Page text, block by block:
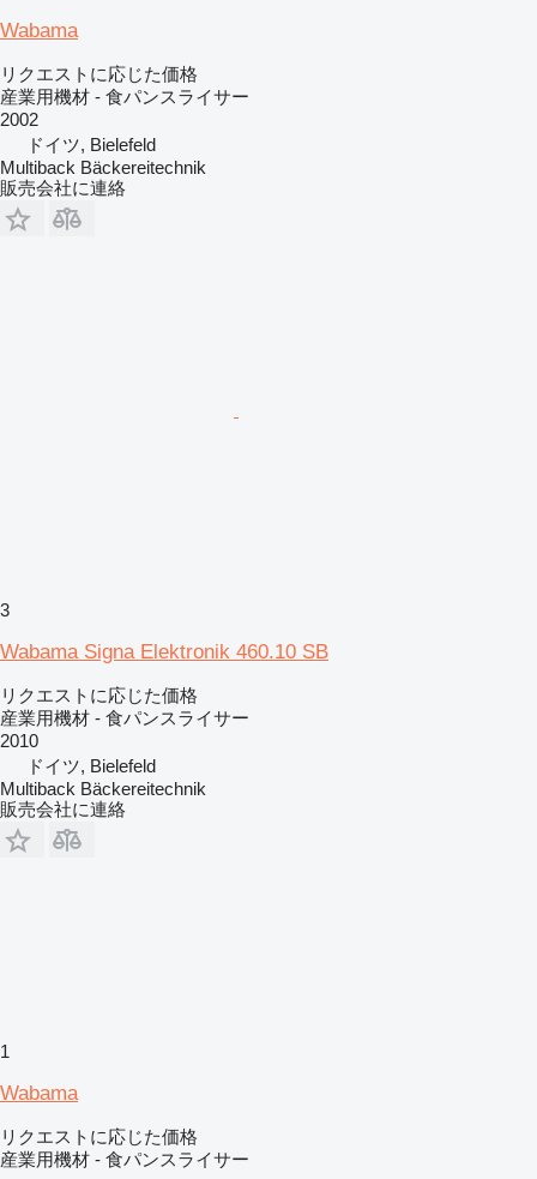
Wabama
リクエストに応じた価格
産業用機材 - 食パンスライサー
2002
ドイツ, Bielefeld
Multiback Bäckereitechnik
販売会社に連絡
3
Wabama Signa Elektronik 460.10 SB
リクエストに応じた価格
産業用機材 - 食パンスライサー
2010
ドイツ, Bielefeld
Multiback Bäckereitechnik
販売会社に連絡
1
Wabama
リクエストに応じた価格
産業用機材 - 食パンスライサー